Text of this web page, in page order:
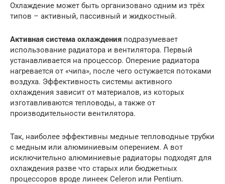
Охлаждение может быть организовано одним из трёх
типов – активный, пассивный и жидкостный.
Активная система охлаждения подразумевает
использование радиатора и вентилятора. Первый
устанавливается на процессор. Оперение радиатора
нагревается от «чипа», после чего остужается потоками
воздуха. Эффективность системы активного
охлаждения зависит от материалов, из которых
изготавливаются тепловоды, а также от
производительности вентилятора.
Так, наиболее эффективны медные тепловодные трубки
с медным или алюминиевым оперением. А вот
исключительно алюминиевые радиаторы подходят для
охлаждения разве что старых или бюджетных
процессоров вроде линеек Celeron или Pentium.